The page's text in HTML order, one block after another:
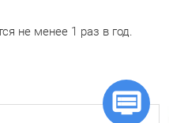
не менее 1 раз в год.